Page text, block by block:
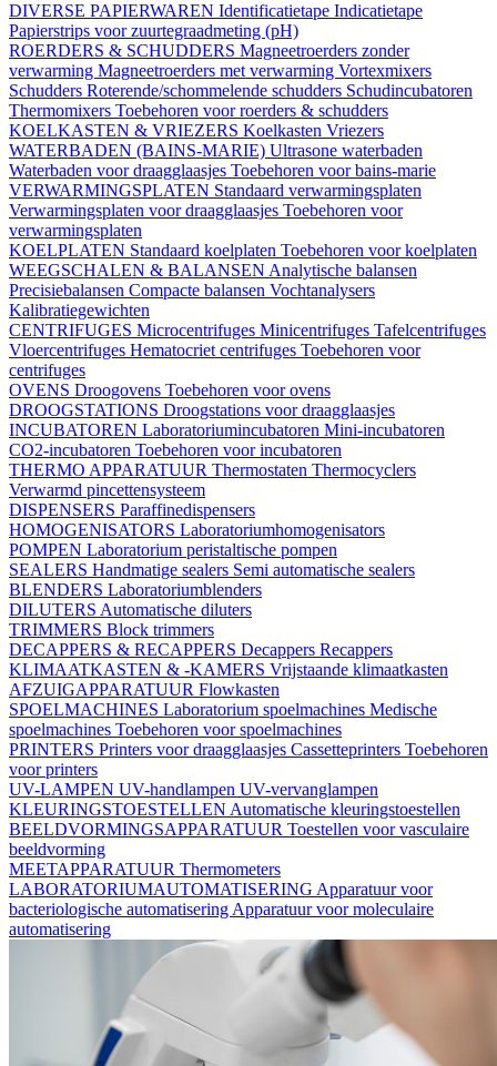
DIVERSE PAPIERWAREN Identificatietape Indicatietape
Papierstrips voor zuurtegraadmeting (pH)
ROERDERS & SCHUDDERS Magneetroerders zonder
verwarming Magneetroerders met verwarming Vortexmixers
Schudders Roterende/schommelende schudders Schudincubatoren
Thermomixers Toebehoren voor roerders & schudders
KOELKASTEN & VRIEZERS Koelkasten Vriezers
WATERBADEN (BAINS-MARIE) Ultrasone waterbaden
Waterbaden voor draagglaasjes Toebehoren voor bains-marie
VERWARMINGSPLATEN Standaard verwarmingsplaten
Verwarmingsplaten voor draagglaasjes Toebehoren voor
verwarmingsplaten
KOELPLATEN Standaard koelplaten Toebehoren voor koelplaten
WEEGSCHALEN & BALANSEN Analytische balansen
Precisiebalansen Compacte balansen Vochtanalysers
Kalibratiegewichten
CENTRIFUGES Microcentrifuges Minicentrifuges Tafelcentrifuges
Vloercentrifuges Hematocriet centrifuges Toebehoren voor
centrifuges
OVENS Droogovens Toebehoren voor ovens
DROOGSTATIONS Droogstations voor draagglaasjes
INCUBATOREN Laboratoriumincubatoren Mini-incubatoren
CO2-incubatoren Toebehoren voor incubatoren
THERMO APPARATUUR Thermostaten Thermocyclers
Verwarmd pincettensysteem
DISPENSERS Paraffinedispensers
HOMOGENISATORS Laboratoriumhomogenisators
POMPEN Laboratorium peristaltische pompen
SEALERS Handmatige sealers Semi automatische sealers
BLENDERS Laboratoriumblenders
DILUTERS Automatische diluters
TRIMMERS Block trimmers
DECAPPERS & RECAPPERS Decappers Recappers
KLIMAATKASTEN & -KAMERS Vrijstaande klimaatkasten
AFZUIGAPPARATUUR Flowkasten
SPOELMACHINES Laboratorium spoelmachines Medische
spoelmachines Toebehoren voor spoelmachines
PRINTERS Printers voor draagglaasjes Cassetteprinters Toebehoren
voor printers
UV-LAMPEN UV-handlampen UV-vervanglampen
KLEURINGSTOESTELLEN Automatische kleuringstoestellen
BEELDVORMINGSAPPARATUUR Toestellen voor vasculaire
beeldvorming
MEETAPPARATUUR Thermometers
LABORATORIUMAUTOMATISERING Apparatuur voor
bacteriologische automatisering Apparatuur voor moleculaire
automatisering